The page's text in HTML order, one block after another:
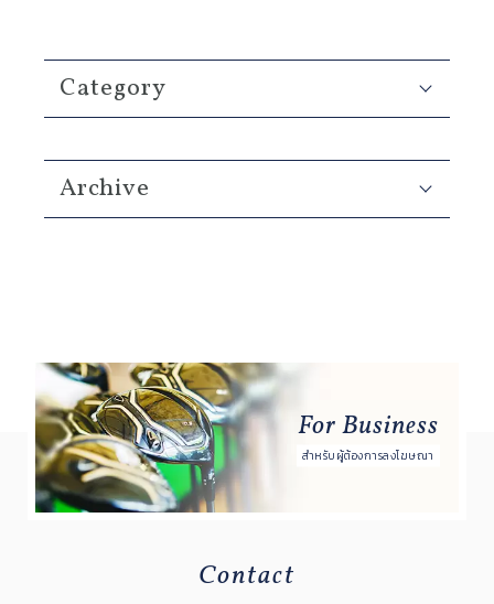
Category
Archive
For Business
สำหรับผู้ต้องการลงโฆษณา
Contact